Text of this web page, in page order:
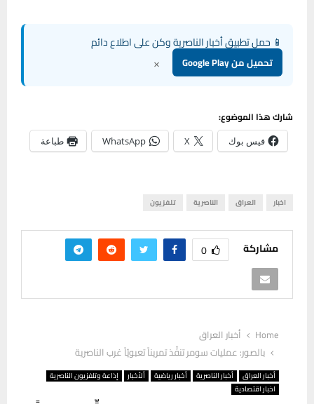
📱 حمل تطبيق أخبار الناصرية وكن على اطلاع دائم
تحميل من Google Play ×
شارك هذا الموضوع:
فيس بوك X
WhatsApp طباعة
اخبار العراق الناصرية تلفزيون
مشاركة 0
Home
أخبار العراق
بالصور: عمليات سومر تنفِّذ تمريناً تعبويّاً غرب الناصرية
أخبار العراق أخبار الناصرية أخبار رياضية ألأخبار
إذاعة وتلفزيون الناصرية
اخبار اقتصادية